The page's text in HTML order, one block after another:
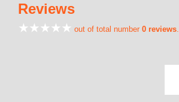
Reviews
out of total number 0 reviews.